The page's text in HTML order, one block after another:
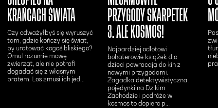
KRAŃCACH ŚWIATA
Czy odważyłbyś się wyruszyć
tam, gdzie kończy się świat,
by uratować kogoś bliskiego?
Omul rozumie mowę
zwierząt, ale nie potrafi
dogadać się z własnym
bratem. Los zmusi ich jed...
PRZYGODY SKARPETEK
3. ALE KOSMOS!
Najbardziej odlotowi
bohaterowie książek dla
dzieci powracają do kin z
nowymi przygodami.
Zagadka detektywistyczna,
pojedynki na Dzikim
Zachodzie i podróże w
kosmos to dopiero p...